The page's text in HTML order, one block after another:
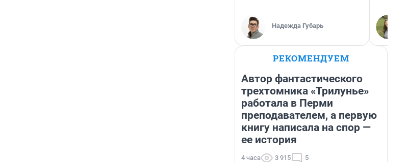
Надежда Губарь
РЕКОМЕНДУЕМ
Автор фантастического
трехтомника «Трилунье»
работала в Перми
преподавателем, а первую
книгу написала на спор —
ее история
4 часа 3 915 5